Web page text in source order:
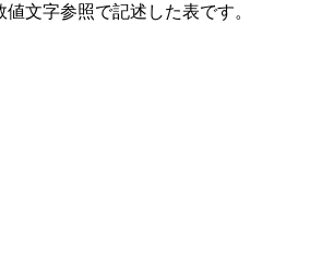
文字参照で記述した表です。